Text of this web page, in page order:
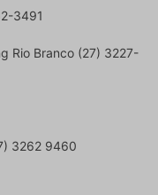
3491
Rio Branco (27) 3227-
3262 9460